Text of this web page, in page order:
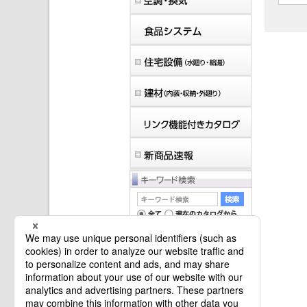
マイバインダーは空です。